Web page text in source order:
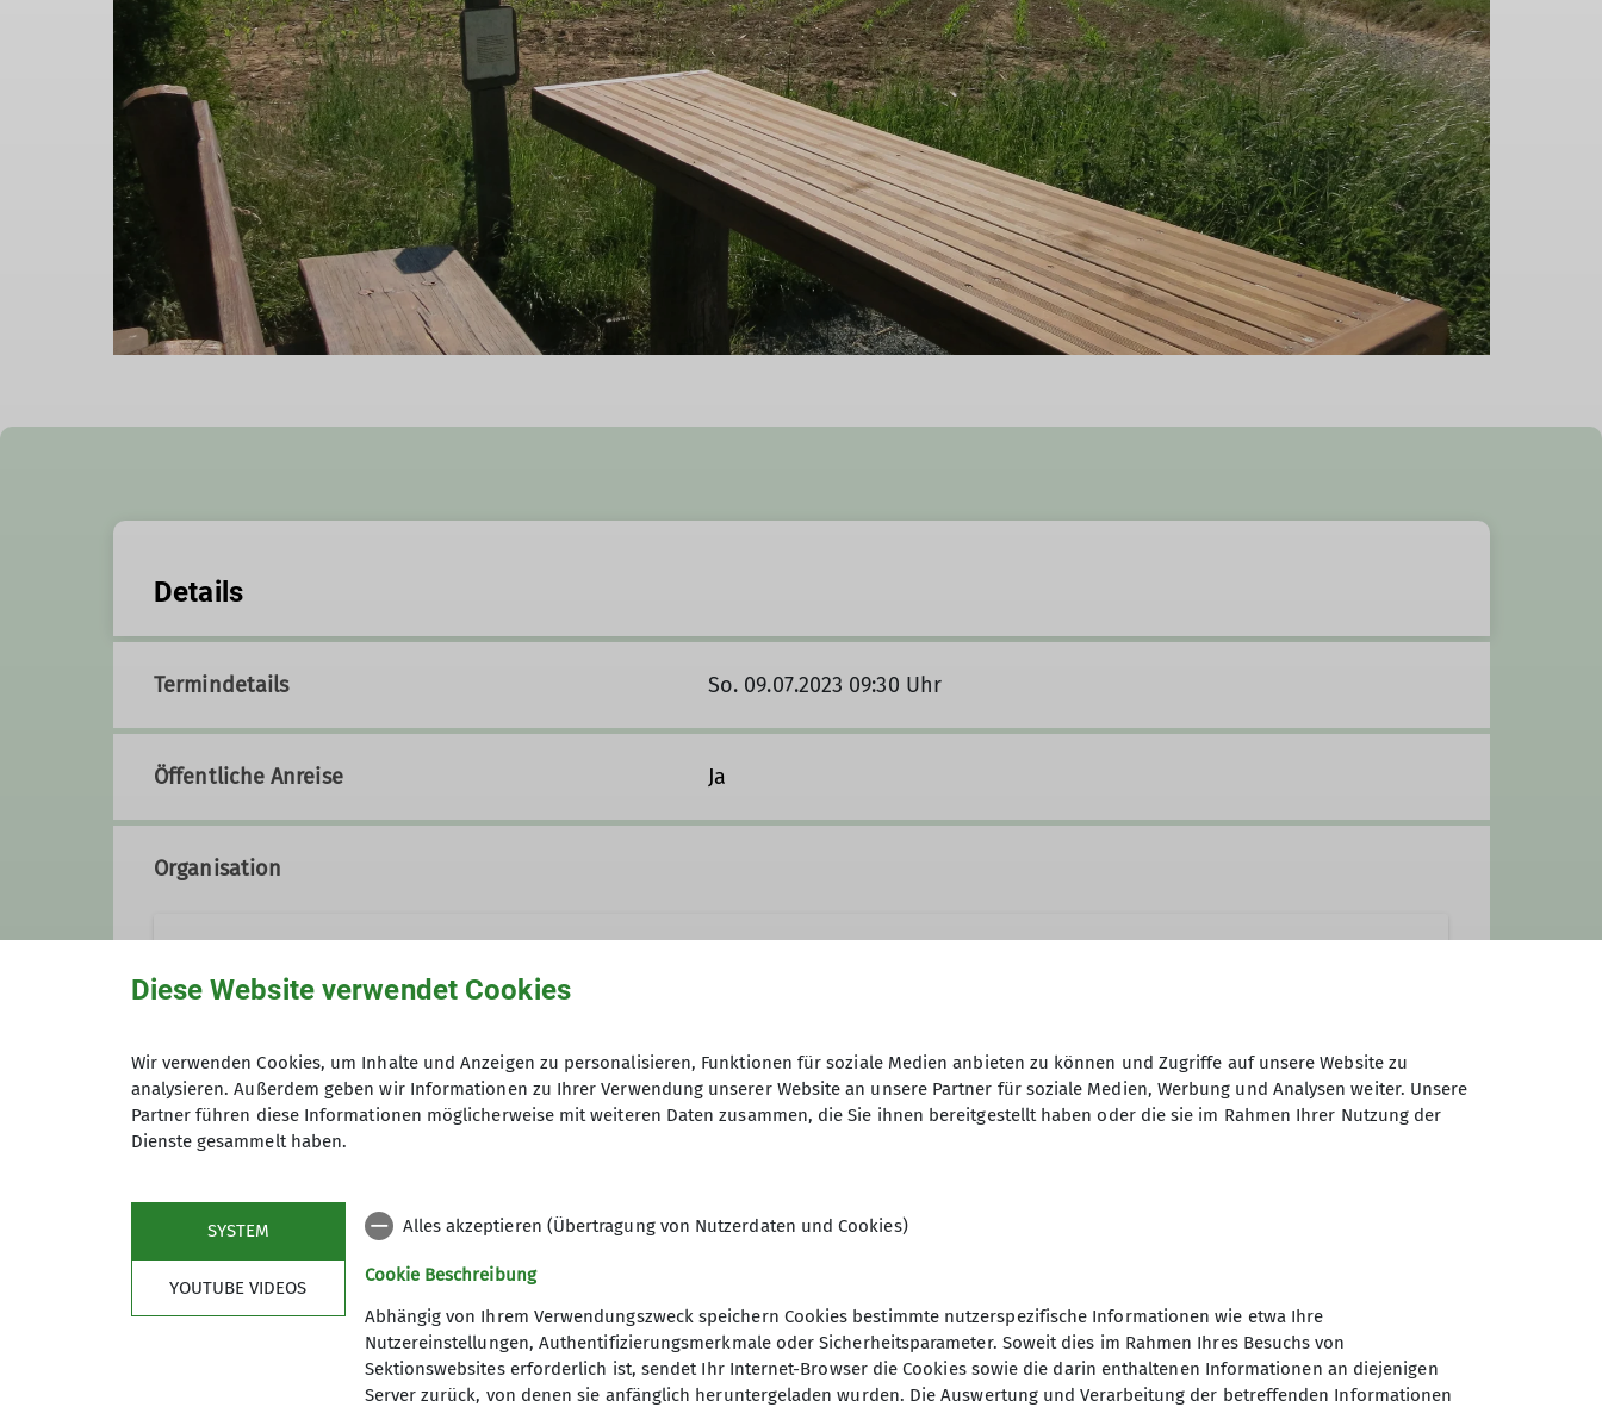
Details
Termindetails So. 09.07.2023 09:30 Uhr
Öffentliche Anreise Ja
Organisation
0179 20 11 871 holger.ruesberg@dav-bochum.de
Gruppe
HALBTAGESWANDERUNG
Die Länge der Wanderungen beträgt ca. 15 km. Die Anforderungen an die Kondition können dabei variieren. Je nach
Ausschreibung steht das gemeinschaftliche Natur- und/oder Kulturerlebnis oder die sportliche Unternehmung im
Diese Website verwendet Cookies
Wir verwenden Cookies, um Inhalte und Anzeigen zu personalisieren, Funktionen für soziale Medien anbieten zu können und Zugriffe auf unsere Website zu
analysieren. Außerdem geben wir Informationen zu Ihrer Verwendung unserer Website an unsere Partner für soziale Medien, Werbung und Analysen weiter. Unsere
Partner führen diese Informationen möglicherweise mit weiteren Daten zusammen, die Sie ihnen bereitgestellt haben oder die sie im Rahmen Ihrer Nutzung der
Dienste gesammelt haben.
SYSTEM
YOUTUBE VIDEOS
Alles akzeptieren (Übertragung von Nutzerdaten und Cookies)
Cookie Beschreibung
Abhängig von Ihrem Verwendungszweck speichern Cookies bestimmte nutzerspezifische Informationen wie etwa Ihre
Nutzereinstellungen, Authentifizierungsmerkmale oder Sicherheitsparameter. Soweit dies im Rahmen Ihres Besuchs von
Sektionswebsites erforderlich ist, sendet Ihr Internet-Browser die Cookies sowie die darin enthaltenen Informationen an diejenigen
Server zurück, von denen sie anfänglich heruntergeladen wurden. Die Auswertung und Verarbeitung der betreffenden Informationen